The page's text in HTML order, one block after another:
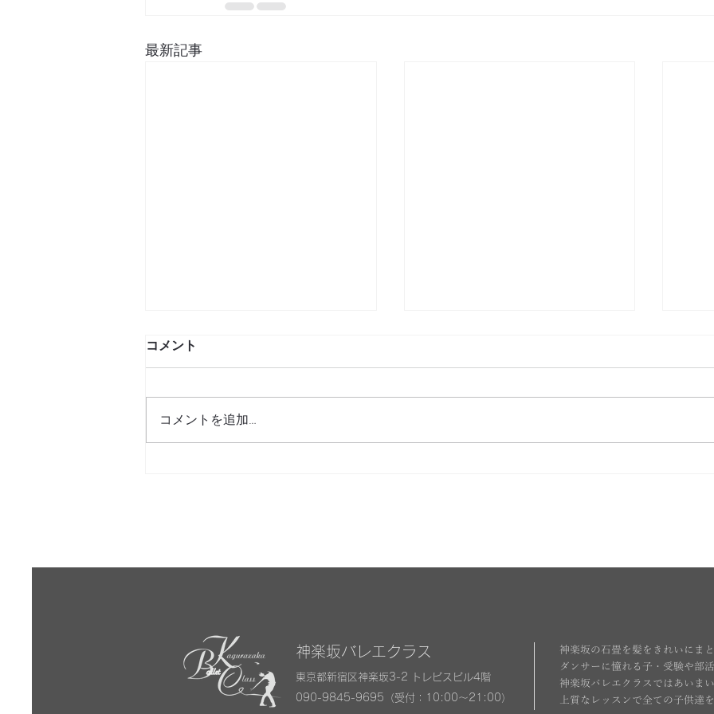
最新記事
決まりごと確認のお願い
コメント
コメントを追加…
神楽坂バレエクラス
東京都新宿区神楽坂3-2 トレビスビル4階
090-9845-9695（受付：10:00～21:00）
神楽坂の石畳を髪をきれいにま
ダンサーに憧れる子・受験や部
神楽坂バレエクラスではあいま
上質なレッスンで全ての子供達